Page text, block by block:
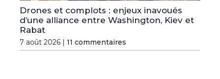
Drones et complots : enjeux inavoués
d’une alliance entre Washington, Kiev et
Rabat
7 août 2026 | 11 commentaires